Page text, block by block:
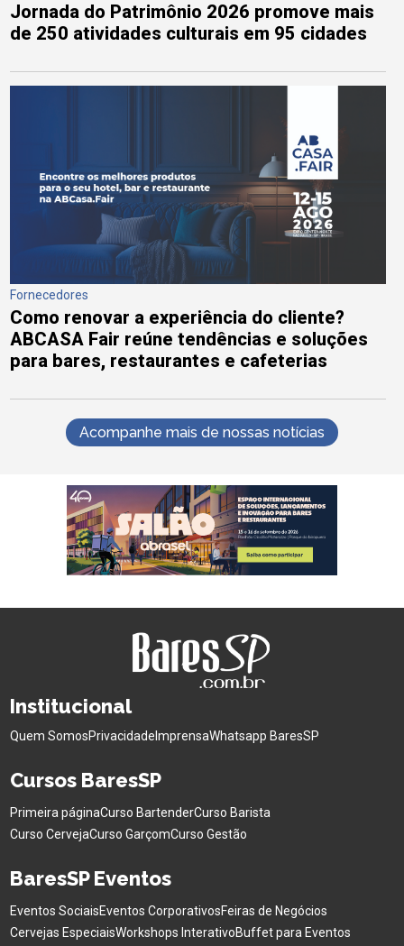
Jornada do Patrimônio 2026 promove mais
de 250 atividades culturais em 95 cidades
Fornecedores
Como renovar a experiência do cliente?
ABCASA Fair reúne tendências e soluções
para bares, restaurantes e cafeterias
Acompanhe mais de nossas notícias
Institucional
Quem SomosPrivacidade ImprensaWhatsapp BaresSP
Cursos BaresSP
Primeira páginaCurso BartenderCurso Barista
Curso CervejaCurso GarçomCurso Gestão
BaresSP Eventos
Eventos SociaisEventos CorporativosFeiras de Negócios
Cervejas EspeciaisWorkshops InterativoBuffet para Eventos